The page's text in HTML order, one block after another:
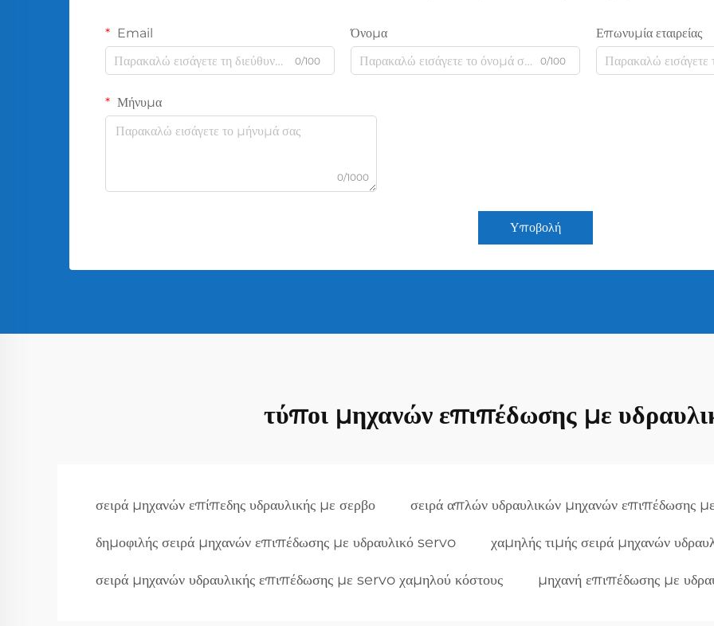
Email
0/100
Όνομα
0/100
Επωνυμία εταιρείας
Μήνυμα
0/1000
Υποβολή
τύποι μηχανών επιπέδωσης με
σειρά μηχανών επίπεδης υδραυλικής με σερβο σειρά απλών υδραυλικών μηχανών επιπέδωσης
δημοφιλής σειρά μηχανών επιπέδωσης με υδραυλικό servo χαμηλής τιμής σειρά μηχανών
σειρά μηχανών υδραυλικής επιπέδωσης με servo χαμηλού κόστους μηχανή επιπέδωσης με